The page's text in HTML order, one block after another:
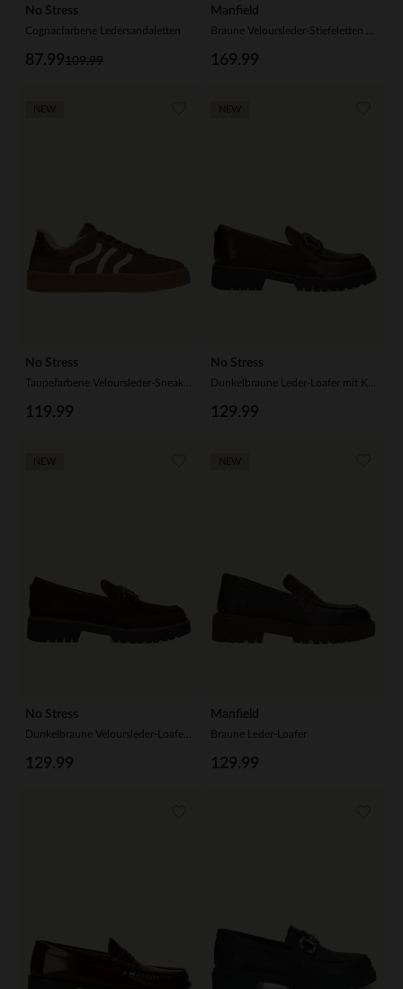
No Stress
Cognacfarbene Ledersandaletten
109.99
87.99
Manfield
169.99
No Stress
119.99
No Stress
129.99
No Stress
129.99
Manfield
Braune Leder-Loafer
129.99